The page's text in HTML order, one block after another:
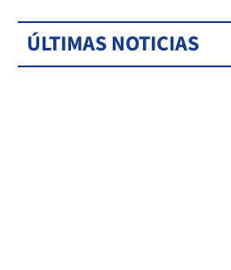
ÚLTIMAS NOTICIAS